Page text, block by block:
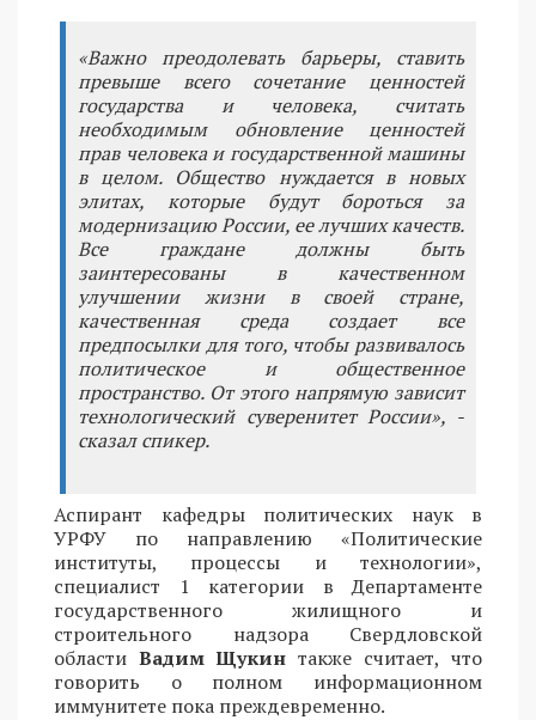
«Важно преодолевать барьеры, ставить
превыше всего сочетание ценностей
государства и человека, считать
необходимым обновление ценностей
прав человека и государственной машины
в целом. Общество нуждается в новых
элитах, которые будут бороться за
модернизацию России, ее лучших качеств.
Все граждане должны быть
заинтересованы в качественном
улучшении жизни в своей стране,
качественная среда создает все
предпосылки для того, чтобы развивалось
политическое и общественное
пространство. От этого напрямую зависит
технологический суверенитет России», -
сказал спикер.
Аспирант кафедры политических наук в
УРФУ по направлению «Политические
институты, процессы и технологии»,
специалист 1 категории в Департаменте
государственного жилищного и
строительного надзора Свердловской
области Вадим Щукин также считает, что
говорить о полном информационном
иммунитете пока преждевременно.